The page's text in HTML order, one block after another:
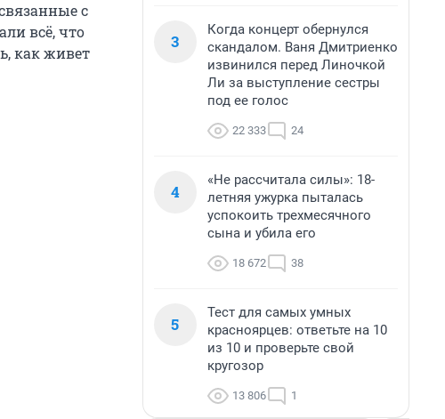
с
всё, что
как живет
3
Когда концерт обернулся
скандалом. Ваня Дмитриенко
извинился перед Линочкой
Ли за выступление сестры
под ее голос
22 333 24
4
«Не рассчитала силы»: 18-
летняя ужурка пыталась
успокоить трехмесячного
сына и убила его
18 672 38
5
Тест для самых умных
красноярцев: ответьте на 10
из 10 и проверьте свой
кругозор
13 806 1